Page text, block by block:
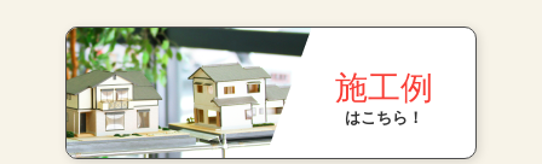
施工例
はこちら！